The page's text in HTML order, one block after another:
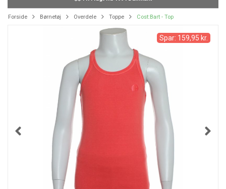
Forside Børnetøj Overdele Toppe Cost:Bart - Top
Spar: 159,95 kr.